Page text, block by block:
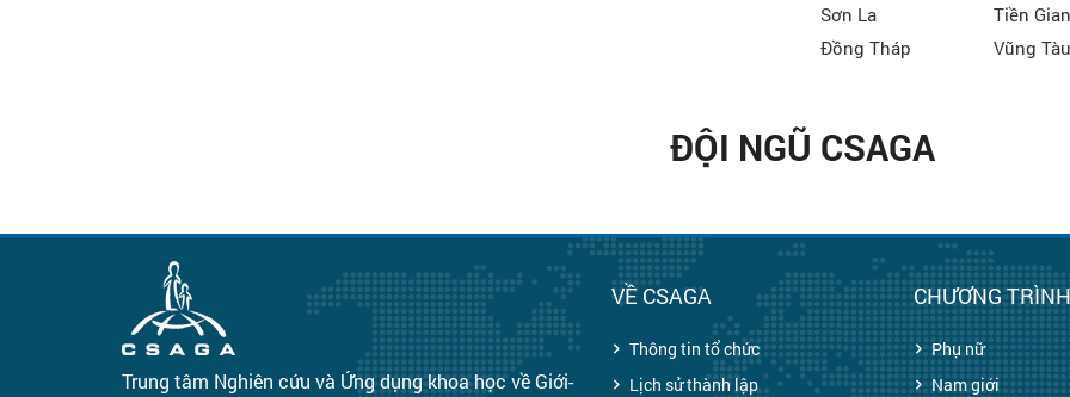
Sơn La
Tiền
Đồng Tháp
Vũng Tàu
ĐỘI NGŨ CSAGA
Trung tâm Nghiên cứu và Ứng dụng khoa học về Giới-
VỀ CSAGA
Thông tin tổ chức
Lịch sử thành lập
CHƯƠNG
Phụ nữ
Nam giới